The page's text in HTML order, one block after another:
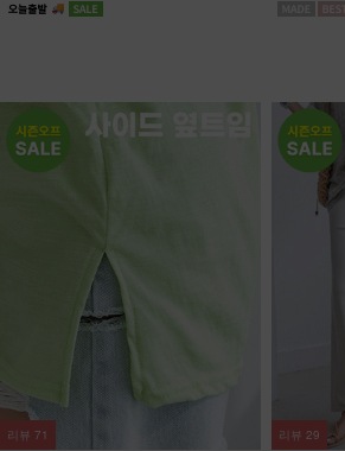
리뷰 71 리뷰 29